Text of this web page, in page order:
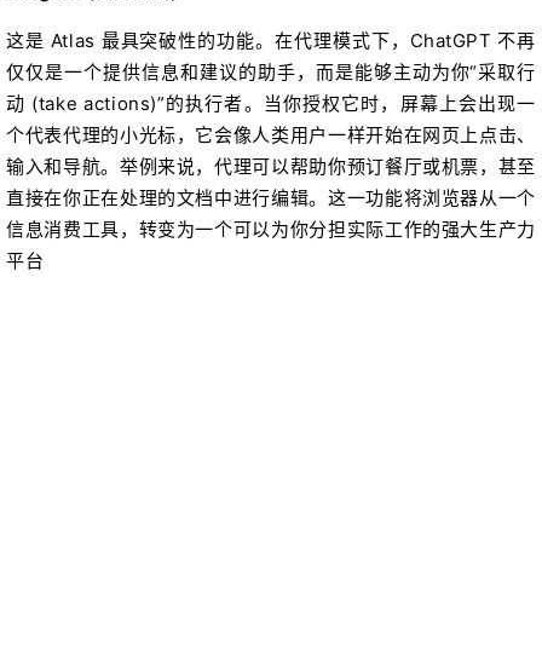
这是 Atlas 最具突破性的功能。在代理模式下，ChatGPT 不再
仅仅是一个提供信息和建议的助手，而是能够主动为你“采取行
动 (take actions)”的执行者。当你授权它时，屏幕上会出现一
个代表代理的小光标，它会像人类用户一样开始在网页上点击、
输入和导航。举例来说，代理可以帮助你预订餐厅或机票，甚至
直接在你正在处理的文档中进行编辑。这一功能将浏览器从一个
信息消费工具，转变为一个可以为你分担实际工作的强大生产力
平台